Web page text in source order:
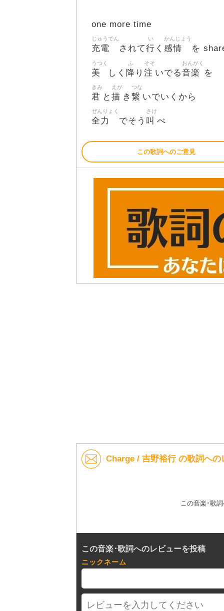
one more time
充電
じゅうでん
されて行
い
く 感情
かんじょう
を
美
うつく
しく 降
ふ
り 注
そそ
いでる音楽
おんがく
を
君
きみ
と 描
えが
き 繋
つな
いでいくから
全力
ぜんりょく
でそう 叫
さけ
べ
この歌詞へのご意見
Charge / 吉野裕行 の歌詞への
この音楽･歌
この音楽･歌詞へのレビューを投稿
ニックネーム